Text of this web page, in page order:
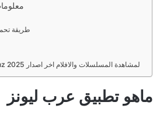
طريقة تحميل
روابط تحميل تطبيق عرب ليونز Arablionz 2025 لمشاهدة المسلسلات والافلام اخر اصدار
ماهو تطبيق عرب ليونز